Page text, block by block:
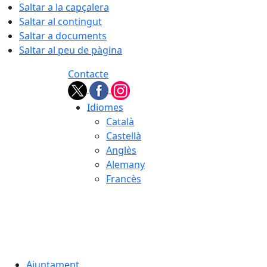
Saltar a la capçalera
Saltar al contingut
Saltar a documents
Saltar al peu de pàgina
Contacte
Idiomes
Català
Castellà
Anglès
Alemany
Francès